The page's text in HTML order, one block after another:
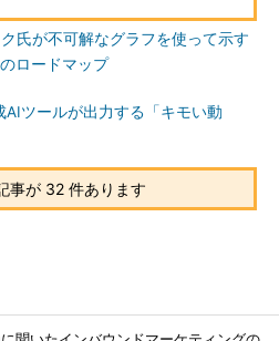
氏が不可解なグラフを使って示す
ロードマップ
AIツールが出力する「キモい動
事が 32 件あります